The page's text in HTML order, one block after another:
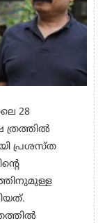
28
ത്രത്തിൽ
പ്രശസ്ത